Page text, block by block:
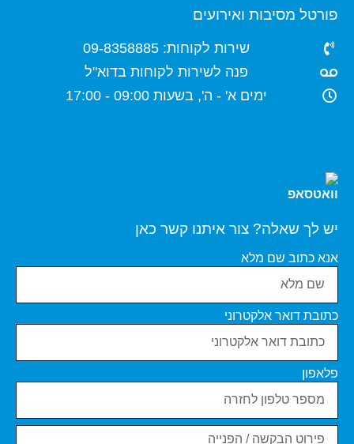
פורטל מסיבות ואירועים
שירות לקוחות: 09-8358885
פנה לשירות לקוחות בדוא"ל
ימים א' - ה', בשעות 09:00 - 17:00
יש לך שאלה? צור איתנו קשר כאן
אנא כתוב שם מלא
כתובת דואר אלקטרוני
פלאפון